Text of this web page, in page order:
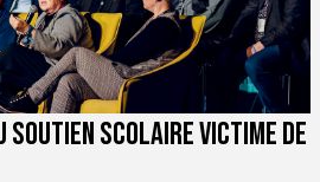
soutien scolaire victime de